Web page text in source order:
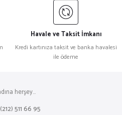
Havale ve Taksit İmkanı
Kredi kartınıza taksit ve banka havalesi
ile ödeme
herşey...
511 66 95